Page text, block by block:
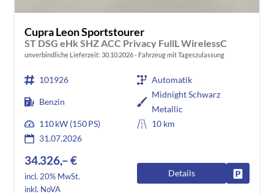
Cupra Leon Sportstourer
ST DSG eHk SHZ ACC Privacy FullL WirelessC
unverbindliche Lieferzeit: 30.10.2026 Fahrzeug mit Tageszulassung
101926 Automatik
Benzin
Midnight Schwarz
Metallic
110 kW (150 PS)
10 km
31.07.2026
34.326,– €
incl. 20% MwSt.
inkl. NoVA
Details